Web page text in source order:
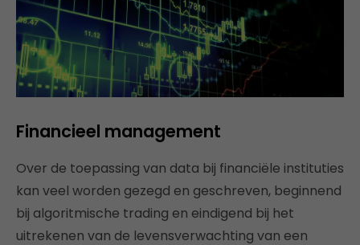
Financieel management
Over de toepassing van data bij financiële instituties
kan veel worden gezegd en geschreven, beginnend
bij algoritmische trading en eindigend bij het
uitrekenen van de levensverwachting van een